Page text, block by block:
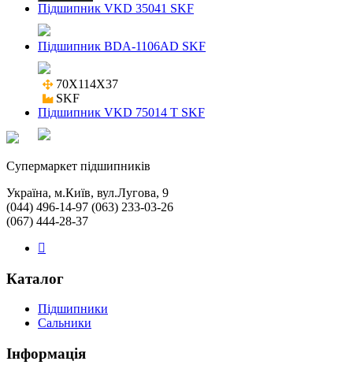
Підшипник VKD 35041 SKF
Підшипник BDA-1106AD SKF
70X114X37
SKF
Підшипник VKD 75014 T SKF
Cупермаркет підшипників
Україна, м.Київ, вул.Лугова, 9
(044) 496-14-97 (063) 233-03-26
(067) 444-28-37
Каталог
Підшипники
Сальники
Інформація